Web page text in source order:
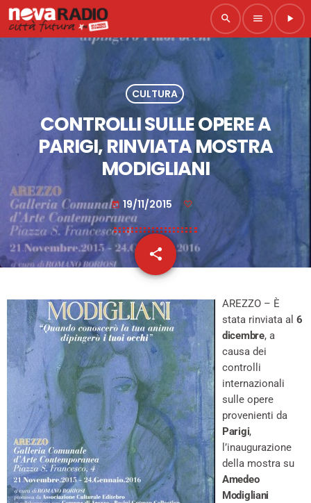
search menu play_arrow
CULTURA
CONTROLLI SULLE OPERE A
PARIGI, RINVIATA MOSTRA
MODIGLIANI
today 19/11/2015
share
email
AREZZO – È
stata rinviata al 6
dicembre, a
causa dei
controlli
internazionali
sulle opere
provenienti da
Parigi,
l’inaugurazione
della mostra su
Amedeo
Modigliani